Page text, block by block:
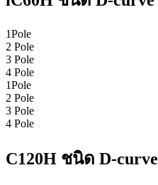
1Pole
2 Pole
3 Pole
4 Pole
1Pole
2 Pole
3 Pole
4 Pole
C120H ชนิด D-curve